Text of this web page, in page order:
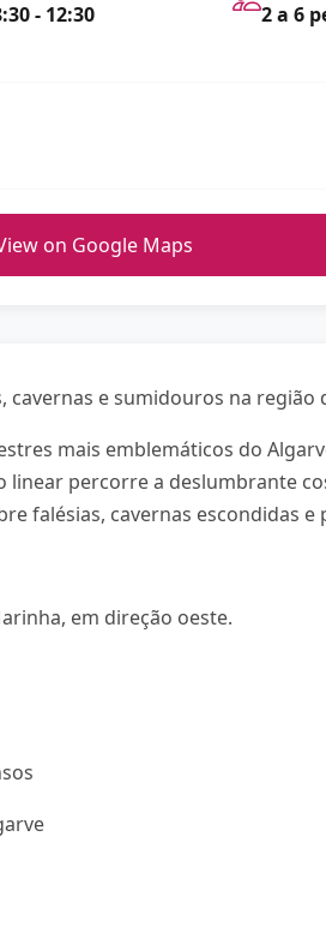
- 12:30 2 a 6
on Google Maps
e sumidouros na região
mais emblemáticos do
linear percorre a deslumbrante
falésias, cavernas escondidas e
em direção oeste.